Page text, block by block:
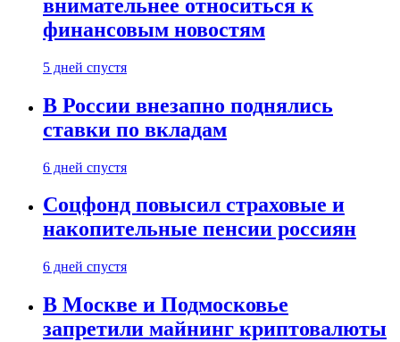
внимательнее относиться к
финансовым новостям
5 дней спустя
В России внезапно поднялись
ставки по вкладам
6 дней спустя
Соцфонд повысил страховые и
накопительные пенсии россиян
6 дней спустя
В Москве и Подмосковье
запретили майнинг криптовалюты